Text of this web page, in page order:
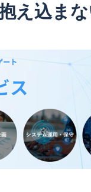
え込ま